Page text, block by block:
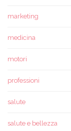
marketing
medicina
motori
professioni
salute
salute e bellezza